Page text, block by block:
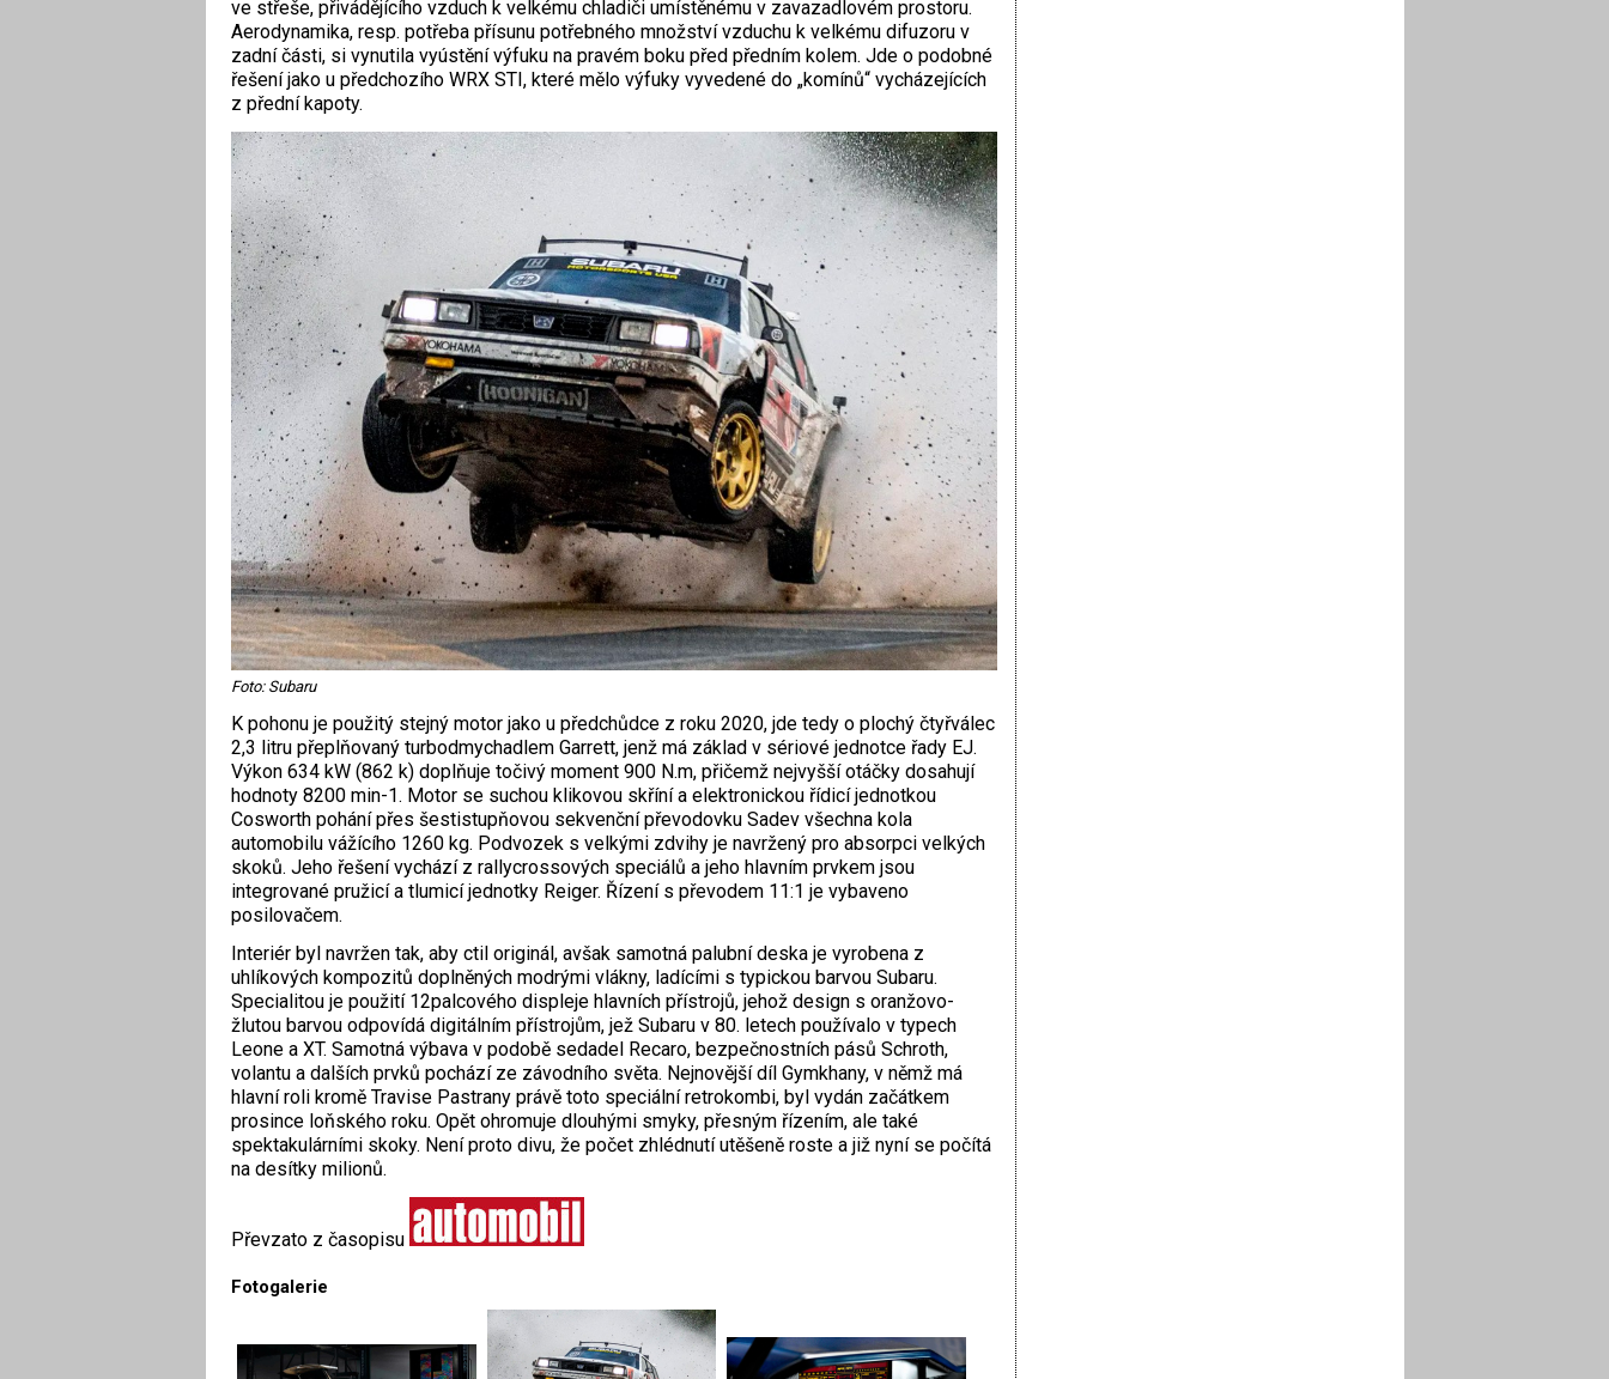
ve střeše, přivádějícího vzduch k velkému chladiči umístěnému v zavazadlovém prostoru.
Aerodynamika, resp. potřeba přísunu potřebného množství vzduchu k velkému difuzoru v
zadní části, si vynutila vy­ústění výfuku na pravém boku před předním kolem. Jde o podobné
řešení jako u předchozího WRX STI, které mělo výfuky ­vyvedené do „komínů“ vycházejících
z přední kapoty.
Foto: Subaru
K pohonu je použitý stejný motor jako u předchůdce z roku 2020, jde tedy o plochý čtyřválec
2,3 litru přeplňovaný turbodmychadlem Garrett, jenž má základ v sériové jednotce řady EJ.
Výkon 634 kW (862 k) doplňuje točivý moment 900 N.m, přičemž nejvyšší otáčky dosahují
hodnoty 8200 min-1. Motor se suchou klikovou skříní a elektronickou řídicí jednotkou
Cosworth pohání přes šestistupňovou sekvenční převodovku Sadev všechna kola
automobilu vážícího 1260 kg. Podvozek s velkými zdvihy je navržený pro absorpci velkých
skoků. Jeho řešení vychází z rallycrossových speciálů a jeho hlavním prvkem jsou
integrované pružicí a tlumicí jednotky Reiger. Řízení s převodem 11:1 je vybaveno
posilovačem.
Interiér byl navržen tak, aby ctil originál, avšak samotná palubní deska je vyrobena z
uhlíkových kompozitů doplněných modrými vlákny, ladícími s typickou barvou Subaru.
Specialitou je použití 12palcového displeje hlavních přístrojů, jehož design s oranžovo-
žlutou barvou odpovídá digitálním přístrojům, jež Subaru v 80. letech používalo v typech
Leone a XT. ­Samotná výbava v podobě sedadel Recaro, bezpečnostních pásů Schroth,
volantu a dalších prvků pochází ze závodního světa. Nejnovější díl Gymkhany, v němž má
hlavní roli kromě Travise Pastrany právě toto speciální retrokombi, byl vydán začátkem
prosince loňského roku. Opět ohromuje dlouhými smyky, přesným řízením, ale také
spektakulárními skoky. Není proto divu, že počet zhlédnutí utěšeně roste a již nyní se počítá
na desítky milionů.
Převzato z časopisu
Fotogalerie